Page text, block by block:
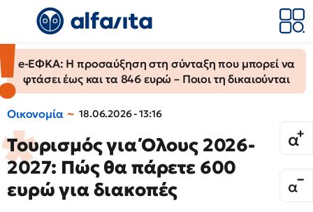
e-ΕΦΚΑ: Η προσαύξηση στη σύνταξη που μπορεί να
φτάσει έως και τα 846 ευρώ – Ποιοι τη δικαιούνται
Οικονομία 18.06.2026 - 13:16
Τουρισμός για Όλους 2026-
2027: Πώς θα πάρετε 600
ευρώ για διακοπές